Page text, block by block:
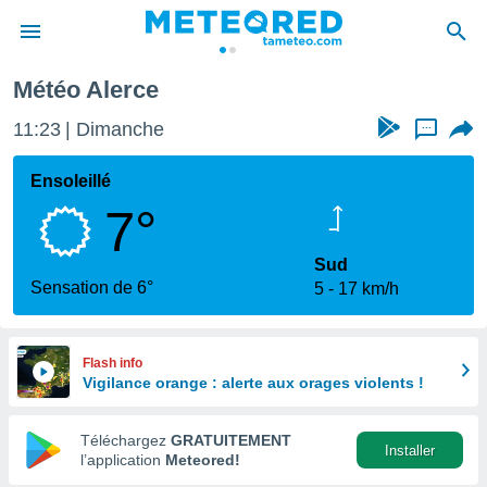
de
Météo Alerce
11:23 Dimanche ...
Ensoleillé
7°
Sensation de 6°
Sud
5
17 km/h
Flash info
Vigilance orange : alerte aux orages violents !
Téléchargez GRATUITEMENT
l’application Meteored!
Installer